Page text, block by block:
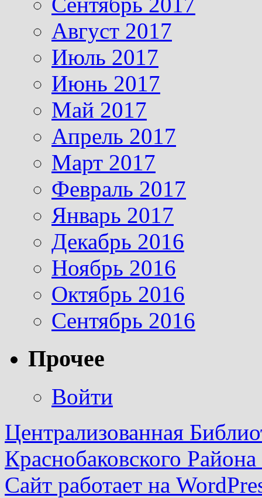
Август 2017
Июль 2017
Июнь 2017
Май 2017
Апрель 2017
Март 2017
Февраль 2017
Январь 2017
Декабрь 2016
Ноябрь 2016
Октябрь 2016
Сентябрь 2016
Прочее
Войти
Централизованная
Краснобаковского
Сайт работает на